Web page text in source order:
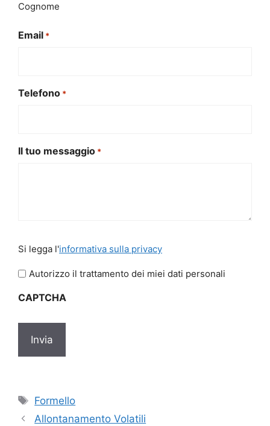
Cognome
Email *
Telefono *
Il tuo messaggio *
legga
l'informativa
privacy
Si legga l'informativa sulla privacy
Autorizzo il trattamento dei miei dati personali
CAPTCHA
Tag
Formello
Allontanamento Volatili